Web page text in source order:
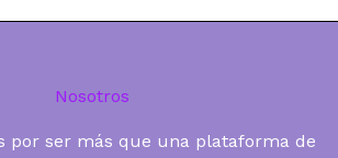
Nosotros
por ser más que una plataforma de